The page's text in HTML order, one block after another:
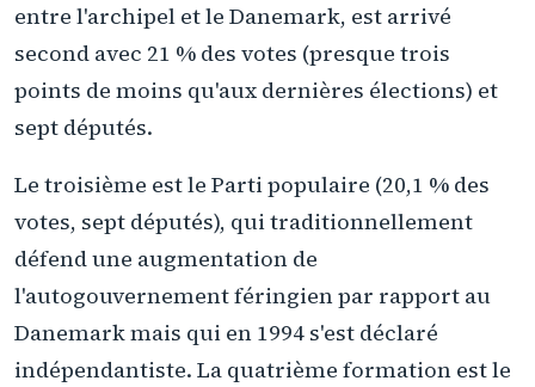
entre l'archipel et le Danemark, est arrivé
second avec 21 % des votes (presque trois
points de moins qu'aux dernières élections) et
sept députés.
Le troisième est le Parti populaire (20,1 % des
votes, sept députés), qui traditionnellement
défend une augmentation de
l'autogouvernement féringien par rapport au
Danemark mais qui en 1994 s'est déclaré
indépendantiste. La quatrième formation est le